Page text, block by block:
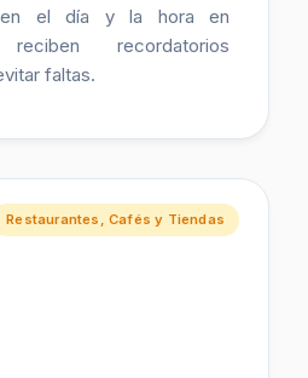
el día y la hora en
recordatorios
faltas.
Restaurantes, Cafés y Tiendas